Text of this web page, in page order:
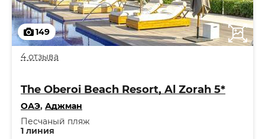
149
4 отзыва
The Oberoi Beach Resort, Al Zorah 5*
ОАЭ, Аджман
1 линия
Песчаный пляж